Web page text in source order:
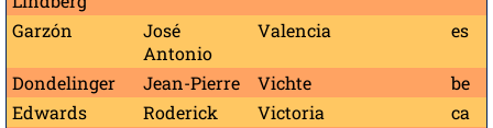
Garzón
José
Antonio
Valencia es
Dondelinger Jean-Pierre Vichte
be
Edwards
Roderick Victoria
ca